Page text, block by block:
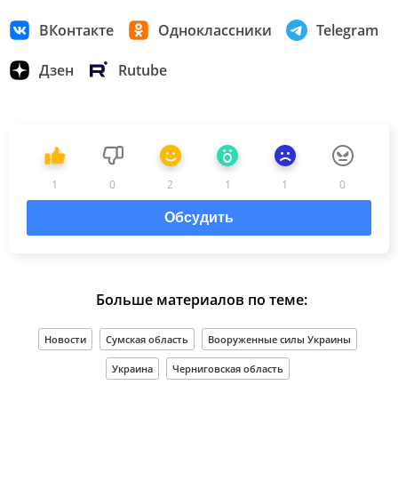
ВКонтакте Одноклассники Telegram
Дзен Rutube
1 0 2 1 1 0
Обсудить
Больше материалов по теме:
Новости Сумская область Вооруженные силы Украины
Украина Черниговская область